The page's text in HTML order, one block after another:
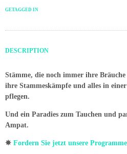
GETAGGED IN
DESCRIPTION
Stämme, die noch immer ihre Bräuche
ihre Stammeskämpfe und alles in
pflegen.
Und ein Paradies zum Tauchen und
Ampat.
✵ Fordern Sie jetzt unsere